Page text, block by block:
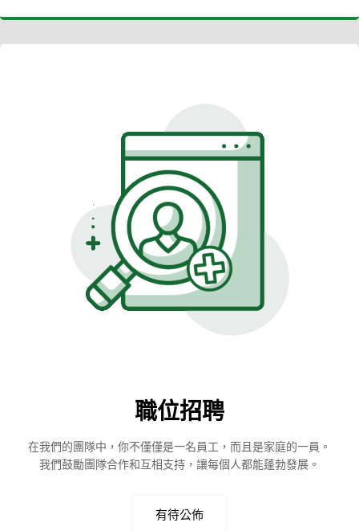
職位招聘
在我們的團隊中，你不僅僅是一名員工，而且是家庭的一員。
我們鼓勵團隊合作和互相支持，讓每個人都能蓬勃發展。
有待公佈